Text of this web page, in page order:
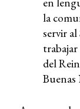
la
servir
del
Buenas